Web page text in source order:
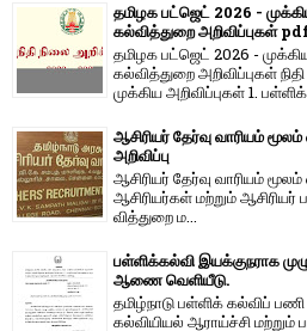
தமிழக பட்ஜெட் 2026 -
கல்வித்துறை அறிவிப்புகள்
தமிழக பட்ஜெட் 2026 -
கல்வித்துறை அறிவிப்புகள்
முக்கிய அறிவிப்புகள் 1.
ஆசிரியர் தேர்வு வாரியம்
அறிவிப்பு
ஆசிரியர் தேர்வு வாரி​யம்
ஆசிரியர்​கள் மற்​றும் ஆசிரியர்
வித்​துறை ம...
பள்ளிக்கல்வி இயக்குநராக
ஆணை வெளியீடு.
தமிழ்நாடு பள்ளிக் கல்விப் பணி
கல்வியியல் ஆராய்ச்சி மற்றும்